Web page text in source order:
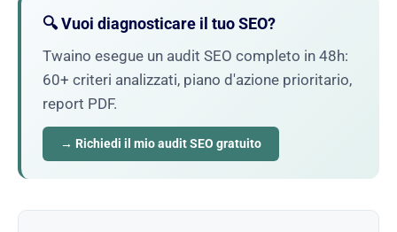
🔍 Vuoi diagnosticare il tuo SEO?
Twaino esegue un audit SEO completo in 48h:
60+ criteri analizzati, piano d'azione prioritario,
report PDF.
→ Richiedi il mio audit SEO gratuito